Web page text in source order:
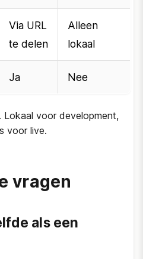
Via URL
te delen
Alleen
lokaal
Ja Nee
Lokaal voor development,
voor live.
vragen
als een